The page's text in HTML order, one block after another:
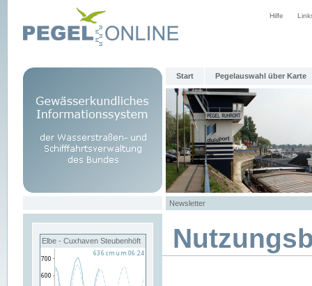
Hilfe
Start Pegelauswahl über Karte
Newsletter
Elbe - Cuxhaven Steubenhöft